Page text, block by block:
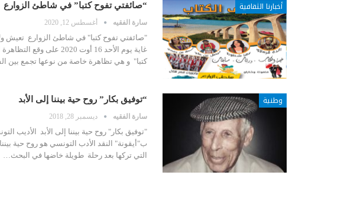
أخبارنا الثقافية “صائفتي تفوح كتبا” في شاطئ الزوارع
سارة الفقيه أغسطس 12, 2020
غاية يوم الأحد 16 أوت
كتبا" و هي تظاهرة خاصة من نوعها تجمع بين
وطنية “توفيق بكار” روح حية بيننا إلى الأبد
سارة الفقيه ديسمبر 28, 2018
"توفيق بكار" روح حية بيننا إلى الأبد الأديب
ب"أيقونة" النقد الأدب التونسي هو روح حية بيننا
التي تركها بعد رحلة طويلة خاضها في البحث…